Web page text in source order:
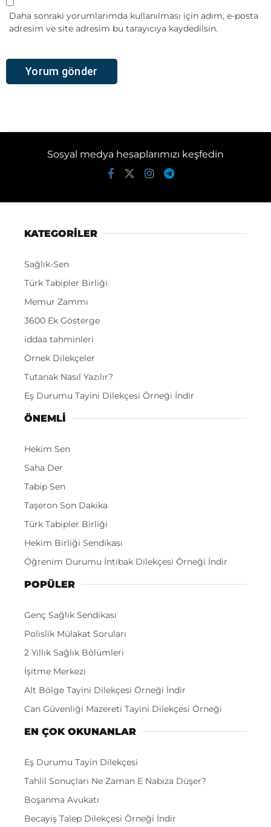
Daha sonraki yorumlarımda kullanılması için adım, e-posta
adresim ve site adresim bu tarayıcıya kaydedilsin.
Sosyal medya hesaplarımızı keşfedin
KATEGORİLER
Sağlık-Sen
Türk Tabipler Birliği
Memur Zammı
3600 Ek Gösterge
iddaa tahminleri
Örnek Dilekçeler
Tutanak Nasıl Yazılır?
Eş Durumu Tayini Dilekçesi Örneği İndir
ÖNEMLI
Hekim Sen
Saha Der
Tabip Sen
Taşeron Son Dakika
Türk Tabipler Birliği
Hekim Birliği Sendikası
Öğrenim Durumu İntibak Dilekçesi Örneği İndir
POPÜLER
Genç Sağlık Sendikası
Polislik Mülakat Soruları
2 Yıllık Sağlık Bölümleri
İşitme Merkezi
Alt Bölge Tayini Dilekçesi Örneği İndir
Can Güvenliği Mazereti Tayini Dilekçesi Örneği
EN ÇOK OKUNANLAR
Eş Durumu Tayin Dilekçesi
Tahlil Sonuçları Ne Zaman E Nabıza Düşer?
Boşanma Avukatı
Becayiş Talep Dilekçesi Örneği İndir